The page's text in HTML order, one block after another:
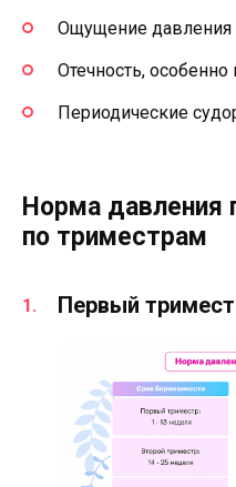
Ощущение давления
Отечность, особенно
Периодические
Норма давления
по триместрам
Первый